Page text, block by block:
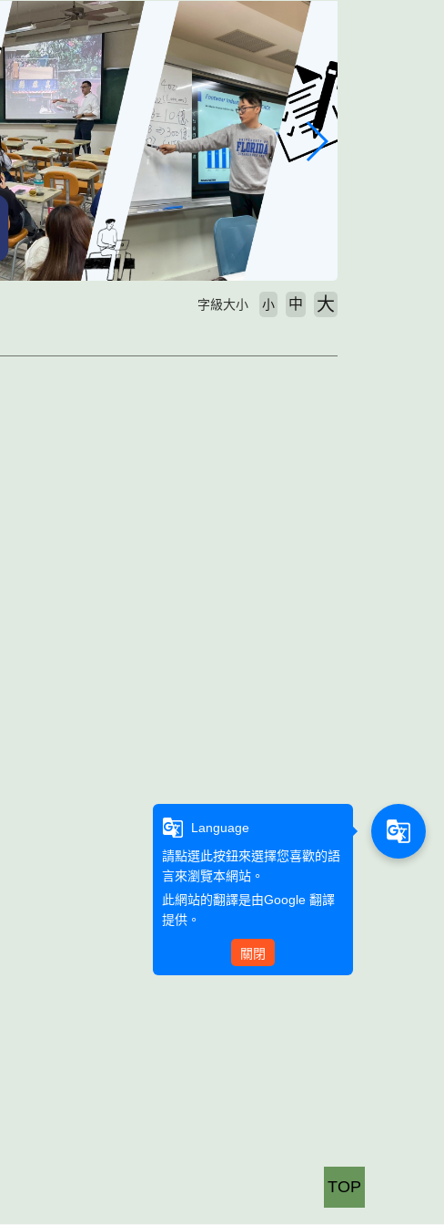
字級大小 小 中 大
TOP
g_translate
Language
請點選此按鈕來選擇您喜歡的語
言來瀏覽本網站。
此網站的翻譯是由Google 翻譯
提供。
關閉
g_translate